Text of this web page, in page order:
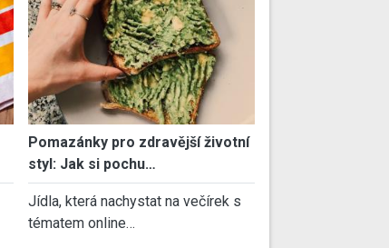
Pomazánky pro zdravější životní
styl: Jak si pochu…
Jídla, která nachystat na večírek s
tématem online…